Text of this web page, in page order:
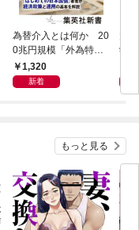
為替介入とは何か 20
0兆円規模「外為特
会」が生まれた謎
1,320
新着
学
もっと見る